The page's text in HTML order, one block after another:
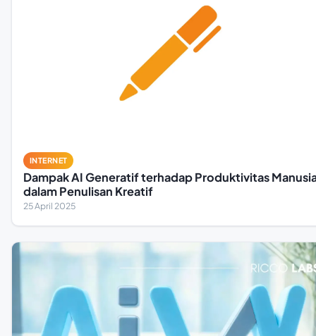
INTERNET
Dampak AI Generatif terhadap Produktivitas
dalam Penulisan Kreatif
25 April 2025